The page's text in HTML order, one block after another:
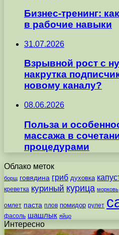
Бизнес-тренинг:
в рабочие навыки
31.07.2026
Взрывной рост с
накрутка
новому каналу?
08.06.2026
Польза и
массажа в
процедурами
Облако меток
борщ говядина гриб духовка
креветка куриный курица морковь
омлет паста плов помидор рулет
фасоль шашлык яйцо
Интересно